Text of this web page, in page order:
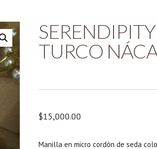
TURCO
$15,000.00
Manilla en micro cordón de seda